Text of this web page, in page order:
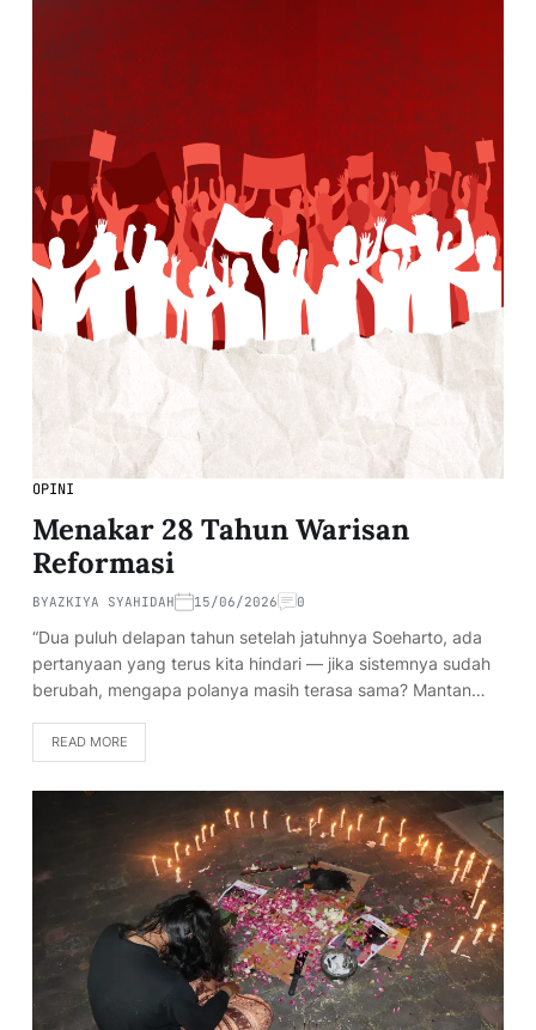
OPINI
Menakar 28 Tahun Warisan
Reformasi
BYAZKIYA SYAHIDAH 15/06/2026 0
“Dua puluh delapan tahun setelah jatuhnya Soeharto, ada
pertanyaan yang terus kita hindari — jika sistemnya sudah
berubah, mengapa polanya masih terasa sama? Mantan…
READ MORE